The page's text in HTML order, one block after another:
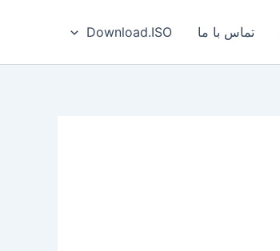
تماس با ما Download.ISO